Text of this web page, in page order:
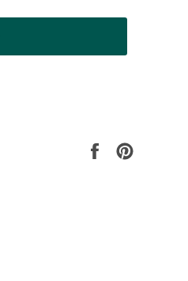
Compartir